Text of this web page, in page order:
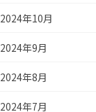
2024年10月
2024年9月
2024年8月
2024年7月